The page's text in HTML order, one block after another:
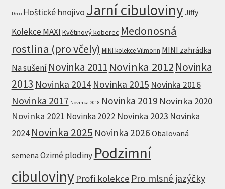
Deco Hoštické hnojivo Jarní cibuloviny Jiffy
Kolekce MAXI Květinový koberec Medonosná
rostlina (pro včely) MINI kolekce Vilmorin MINI zahrádka
Na sušení Novinka 2011Novinka 2012 Novinka
2013 Novinka 2014 Novinka 2015 Novinka 2016
Novinka 2017 Novinka 2018 Novinka 2019 Novinka 2020
Novinka 2021 Novinka 2022 Novinka 2023 Novinka
2024 Novinka 2025 Novinka 2026 Obalovaná
semena Ozimé plodiny Podzimní
cibuloviny Profi kolekce Pro mlsné jazýčky